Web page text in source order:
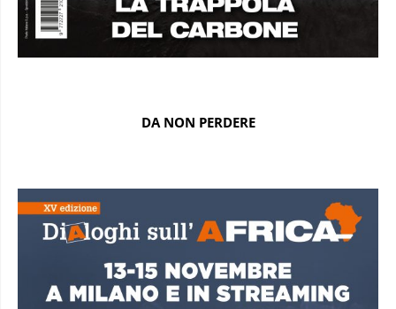
DA NON PERDERE